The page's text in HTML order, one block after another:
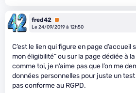
fred42 Premium
Le 24/09/2019 à 12h50
C’est le lien qui figure en page
mon éligibilité” ou sur la page dédiée à
comme toi, je n’aime pas que l’on me
données personnelles pour juste un test
pas conforme au RGPD.